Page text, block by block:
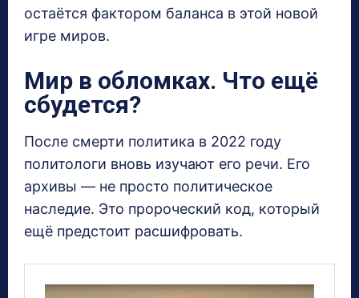
остаётся фактором баланса в этой новой
игре миров.
Мир в обломках. Что ещё
сбудется?
После смерти политика в 2022 году
политологи вновь изучают его речи. Его
архивы — не просто политическое
наследие. Это пророческий код, который
ещё предстоит расшифровать.